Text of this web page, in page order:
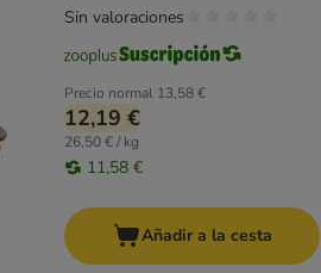
Precio normal 13,58 €
12,19 €
26,50 € / kg
11,58 €
Sin valoraciones
Añadir a la cesta